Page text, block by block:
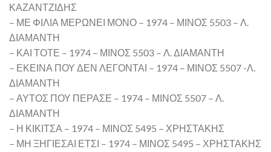
ΚΑΖΑΝΤΖΙΔΗΣ
– ΜΕ ΦΙΛΙΑ ΜΕΡΩΝΕΙ ΜΟΝΟ – 1974 – ΜΙΝΟΣ 5503 – Λ.
ΔΙΑΜΑΝΤΗ
– ΚΑΙ ΤΟΤΕ – 1974 – ΜΙΝΟΣ 5503 – Λ. ΔΙΑΜΑΝΤΗ
– ΕΚΕΙΝΑ ΠΟΥ ΔΕΝ ΛΕΓΟΝΤΑΙ – 1974 – ΜΙΝΟΣ 5507 -Λ.
ΔΙΑΜΑΝΤΗ
– ΑΥΤΟΣ ΠΟΥ ΠΕΡΑΣΕ – 1974 – ΜΙΝΟΣ 5507 – Λ.
ΔΙΑΜΑΝΤΗ
– Η ΚΙΚΙΤΣΑ – 1974 – ΜΙΝΟΣ 5495 – ΧΡΗΣΤΑΚΗΣ
– ΜΗ ΞΗΓΙΕΣΑΙ ΕΤΣΙ – 1974 – ΜΙΝΟΣ 5495 – ΧΡΗΣΤΑΚΗΣ